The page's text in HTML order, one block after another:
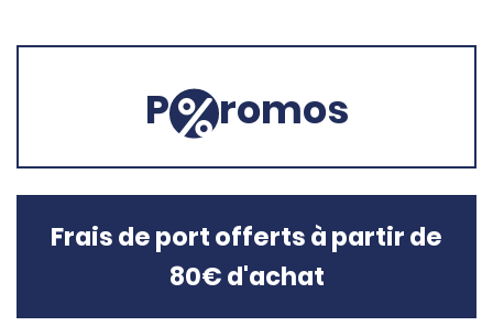
P romos
Frais de port offerts à partir de
80€ d'achat